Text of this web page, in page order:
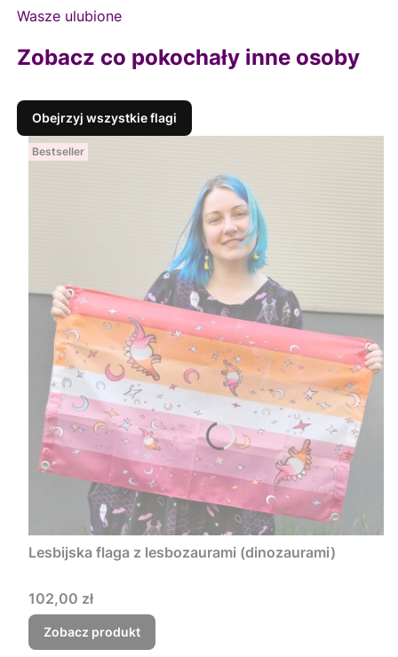
Wasze ulubione
Zobacz co pokochały inne osoby
Obejrzyj wszystkie flagi
Bestseller
Lesbijska flaga z lesbozaurami (dinozaurami)
Cena
102,00 zł
Zobacz produkt